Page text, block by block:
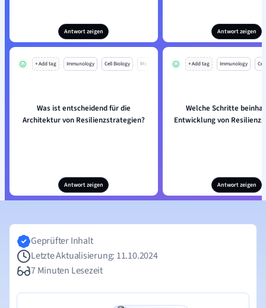
Antwort zeigen Antwort zeigen
+ Add tag Immunology Cell Biology Mo
Was ist entscheidend für die
Architektur von Resilienzstrategien?
Antwort zeigen
+ Add tag Immunology
Welche Schritte
Entwicklung von
Antwort zeigen
Geprüfter Inhalt
Letzte Aktualisierung: 11.10.2024
7 Minuten Lesezeit